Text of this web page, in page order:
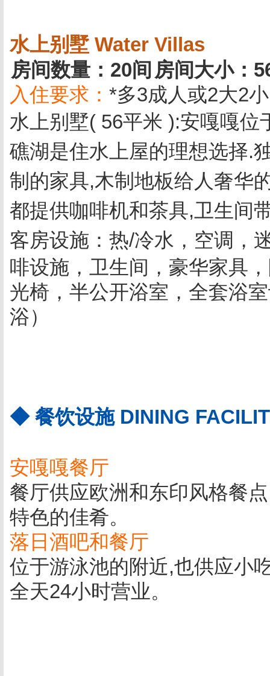
水上别墅 Water Villas
房间数量：20间 房间大小：
入住要求： *多3成人或2大2小
水上别墅( 56平米 ):安嘎嘎
礁湖是住水上屋的理想选择.
制的家具,木制地板给人奢华
都提供咖啡机和茶具,卫生间
客房设施 ： 热/冷水，空调，
啡设施，卫生间，豪华家具
光椅，半公开浴室，全套浴
浴）
◆ 餐饮设施 DINING
安嘎嘎餐厅
餐厅供应欧洲和东印风格餐
特色的佳肴。
落日酒吧和餐厅
位于游泳池的附近,也供应小
全天24小时营业。